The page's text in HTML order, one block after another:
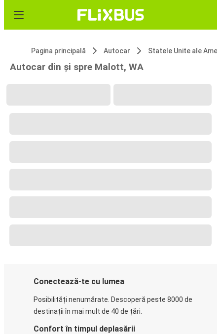
Pagina principală Autocar
Autocar din și spre Malott, WA
Conectează-te cu lumea
Posibilități nenumărate. Descoperă peste 8000 de
destinații în mai mult de 40 de țări.
Confort în timpul deplasării